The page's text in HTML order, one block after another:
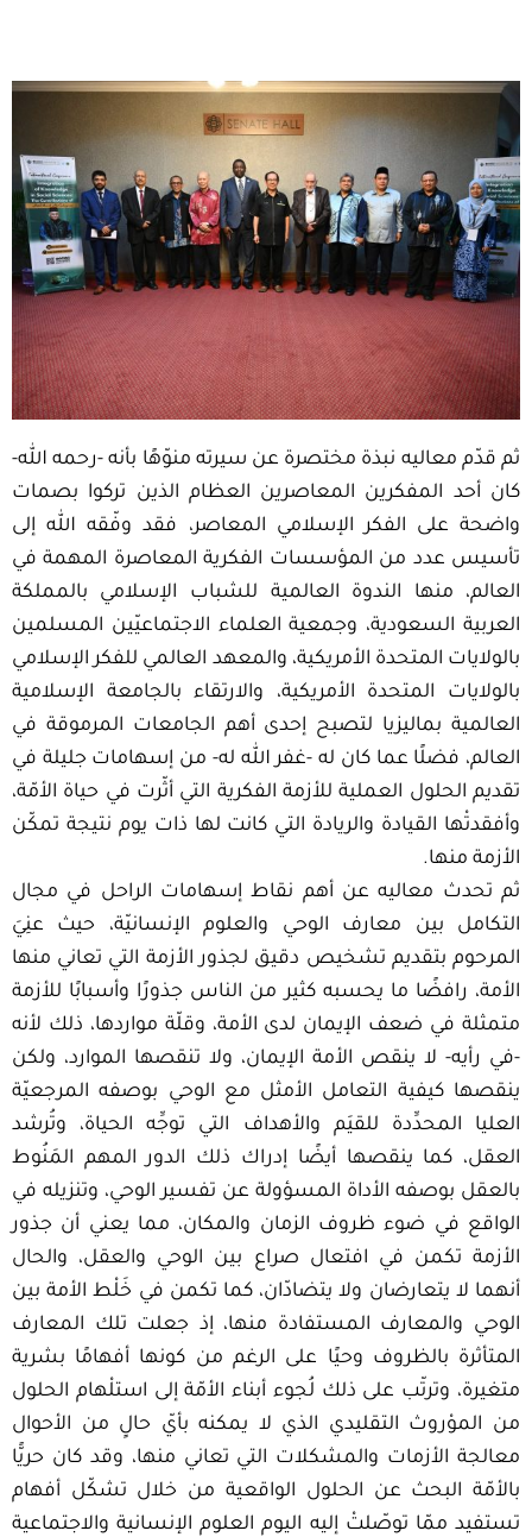
ثم قدّم معاليه نبذة مختصرة عن سيرته منوّهًا بأنه -رحمه الله-
كان أحد المفكرين المعاصرين العظام الذين تركوا بصمات
واضحة على الفكر الإسلامي المعاصر، فقد وفّقه الله إلى
تأسيس عدد من المؤسسات الفكرية المعاصرة المهمة في
العالم، منها الندوة العالمية للشباب الإسلامي بالمملكة
العربية السعودية، وجمعية العلماء الاجتماعيّين المسلمين
بالولايات المتحدة الأمريكية، والمعهد العالمي للفكر الإسلامي
بالولايات المتحدة الأمريكية، والارتقاء بالجامعة الإسلامية
العالمية بماليزيا لتصبح إحدى أهم الجامعات المرموقة في
العالم، فضلًا عما كان له -غفر الله له- من إسهامات جليلة في
تقديم الحلول العملية للأزمة الفكرية التي أثّرت في حياة الأمّة،
وأفقدتْها القيادة والريادة التي كانت لها ذات يوم نتيجة تمكّن
الأزمة منها.
ثم تحدث معاليه عن أهم نقاط إسهامات الراحل في مجال
التكامل بين معارف الوحي والعلوم الإنسانيّة، حيث عنِيَ
المرحوم بتقديم تشخيص دقيق لجذور الأزمة التي تعاني منها
الأمة، رافضًا ما يحسبه كثير من الناس جذورًا وأسبابًا للأزمة
متمثلة في ضعف الإيمان لدى الأمة، وقلّة مواردها، ذلك لأنه
-في رأيه- لا ينقص الأمة الإيمان، ولا تنقصها الموارد، ولكن
ينقصها كيفية التعامل الأمثل مع الوحي بوصفه المرجعيّة
العليا المحدِّدة للقيَم والأهداف التي توجِّه الحياة، وتُرشد
العقل، كما ينقصها أيضًا إدراك ذلك الدور المهم المَنُوط
بالعقل بوصفه الأداة المسؤولة عن تفسير الوحي، وتنزيله في
الواقع في ضوء ظروف الزمان والمكان، مما يعني أن جذور
الأزمة تكمن في افتعال صراع بين الوحي والعقل، والحال
أنهما لا يتعارضان ولا يتضادّان، كما تكمن في خَلْط الأمة بين
الوحي والمعارف المستفادة منها، إذ جعلت تلك المعارف
المتأثرة بالظروف وحيًا على الرغم من كونها أفهامًا بشرية
متغيرة، وترتّب على ذلك لُجوء أبناء الأمّة إلى استلْهام الحلول
من الموْروث التقليدي الذي لا يمكنه بأيّ حالٍ من الأحوال
معالجة الأزمات والمشكلات التي تعاني منها، وقد كان حريًّا
بالأمّة البحث عن الحلول الواقعية من خلال تشكّل أفهام
تستفيد ممّا توصّلتْ إليه اليوم العلوم الإنسانية والاجتماعية